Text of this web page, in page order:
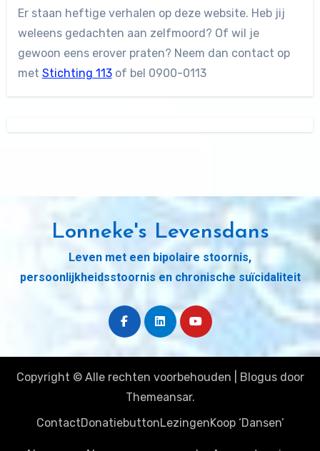
Er staan heftige verhalen op deze website. Heb jij
weleens gedachten aan zelfmoord? Of wil je
gewoon eens erover praten? Neem dan contact op
met Stichting 113of bel 0900-0113
Lonneke's Levensdans
Leven met een bipolaire stoornis,
persoonlijkheidsstoornis en chronische suïcidaliteit
Copyright © Alle rechten voorbehouden Blogusdoor
Themeansar.
ContactDonatiebuttonLezingenKoop ‘Dansen’